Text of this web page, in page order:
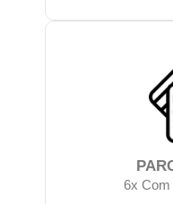
6x Com